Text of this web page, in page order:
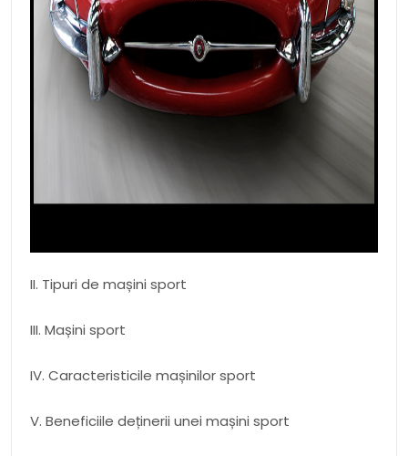
II. Tipuri de mașini sport
III. Mașini sport
IV. Caracteristicile mașinilor sport
V. Beneficiile deținerii unei mașini sport